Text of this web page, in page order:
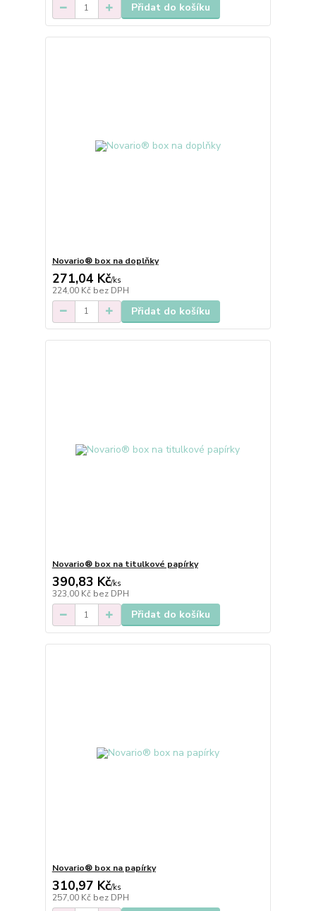
Přidat do košíku
Novario® box na doplňky
271,04 Kč/ks
224,00 Kč bez DPH
Přidat do košíku
Novario® box na titulkové papírky
390,83 Kč/ks
323,00 Kč bez DPH
Přidat do košíku
Novario® box na papírky
310,97 Kč/ks
257,00 Kč bez DPH